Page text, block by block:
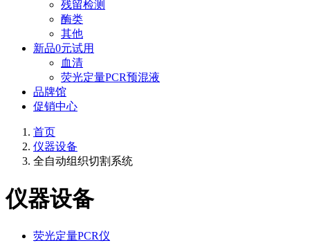
残留检测
酶类
其他
新品0元试用
血清
荧光定量PCR预混液
品牌馆
促销中心
首页
仪器设备
全自动组织切割系统
仪器设备
荧光定量PCR仪